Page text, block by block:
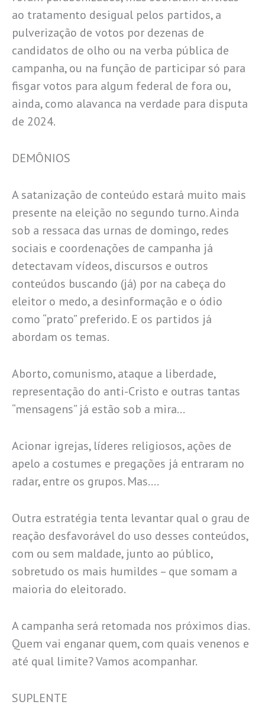
ao tratamento desigual pelos partidos, a
pulverização de votos por dezenas de
candidatos de olho ou na verba pública de
campanha, ou na função de participar só para
fisgar votos para algum federal de fora ou,
ainda, como alavanca na verdade para disputa
de 2024.
DEMÔNIOS
A satanização de conteúdo estará muito mais
presente na eleição no segundo turno. Ainda
sob a ressaca das urnas de domingo, redes
sociais e coordenações de campanha já
detectavam vídeos, discursos e outros
conteúdos buscando (já) por na cabeça do
eleitor o medo, a desinformação e o ódio
como “prato” preferido. E os partidos já
abordam os temas.
Aborto, comunismo, ataque a liberdade,
representação do anti-Cristo e outras tantas
“mensagens” já estão sob a mira…
Acionar igrejas, líderes religiosos, ações de
apelo a costumes e pregações já entraram no
radar, entre os grupos. Mas….
Outra estratégia tenta levantar qual o grau de
reação desfavorável do uso desses conteúdos,
com ou sem maldade, junto ao público,
sobretudo os mais humildes – que somam a
maioria do eleitorado.
A campanha será retomada nos próximos dias.
Quem vai enganar quem, com quais venenos e
até qual limite? Vamos acompanhar.
SUPLENTE